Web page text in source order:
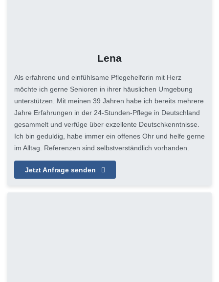
Lena
Als erfahrene und einfühlsame Pflegehelferin mit Herz
möchte ich gerne Senioren in ihrer häuslichen Umgebung
unterstützen. Mit meinen 39 Jahren habe ich bereits mehrere
Jahre Erfahrungen in der 24-Stunden-Pflege in Deutschland
gesammelt und verfüge über exzellente Deutschkenntnisse.
Ich bin geduldig, habe immer ein offenes Ohr und helfe gerne
im Alltag. Referenzen sind selbstverständlich vorhanden.
Jetzt Anfrage senden